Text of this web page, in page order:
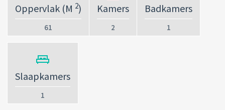
Oppervlak (M 2)
61
Kamers
2
Badkamers
1
Slaapkamers
1